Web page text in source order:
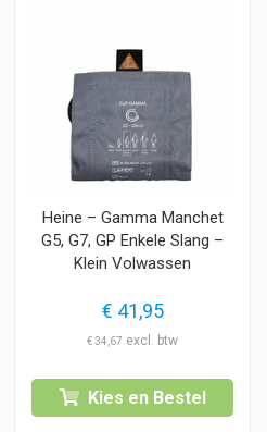
Heine – Gamma Manchet
G5, G7, GP Enkele Slang –
Klein Volwassen
€ 41,95
€34,67
Kies en Bestel